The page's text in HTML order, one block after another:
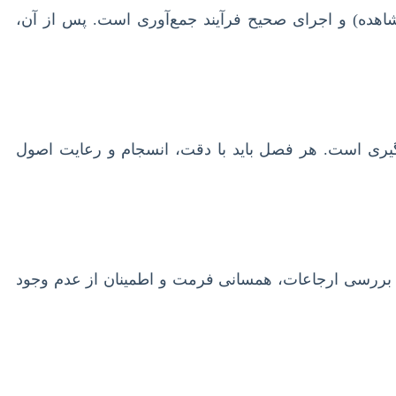
و اجرای صحیح فرآیند جمع‌آوری است. پس از آن،
است. هر فصل باید با دقت، انسجام و رعایت اصول
بررسی ارجاعات، همسانی فرمت و اطمینان از عدم وجود